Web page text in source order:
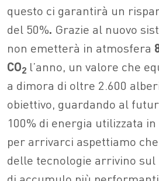
questo ci garantirà un
del 50%. Grazie al nuovo
non emetterà in atmosfera
CO2 l’anno, un valore che
a dimora di oltre 2.600
obiettivo, guardando al
100% di energia utilizzata
per arrivarci aspettiamo
delle tecnologie arrivino